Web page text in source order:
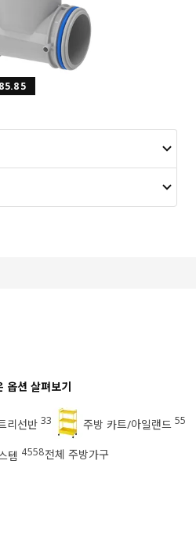
옵션 살펴보기
리선반 33 주방 카트/아일랜드 55
템 4558전체 주방가구